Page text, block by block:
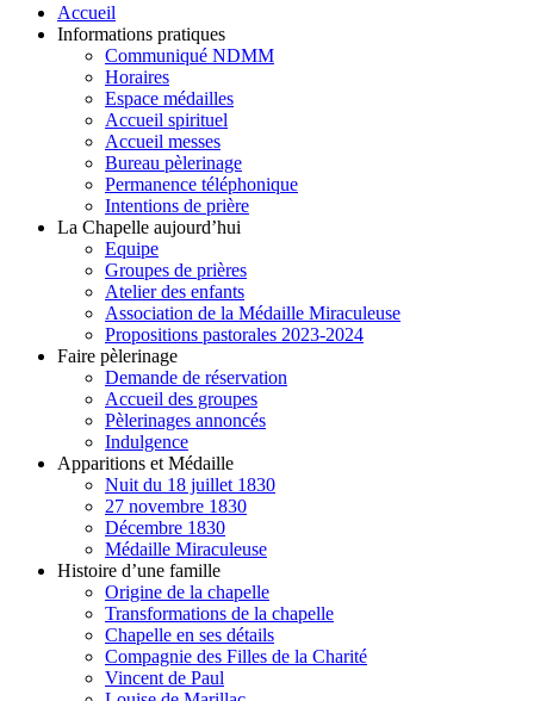
Accueil
Informations pratiques
Communiqué NDMM
Horaires
Espace médailles
Accueil spirituel
Accueil messes
Bureau pèlerinage
Permanence téléphonique
Intentions de prière
La Chapelle aujourd’hui
Equipe
Groupes de prières
Atelier des enfants
Association de la Médaille Miraculeuse
Propositions pastorales 2023-2024
Faire pèlerinage
Demande de réservation
Accueil des groupes
Pèlerinages annoncés
Indulgence
Apparitions et Médaille
Nuit du 18 juillet 1830
27 novembre 1830
Décembre 1830
Médaille Miraculeuse
Histoire d’une famille
Origine de la chapelle
Transformations de la chapelle
Chapelle en ses détails
Compagnie des Filles de la Charité
Vincent de Paul